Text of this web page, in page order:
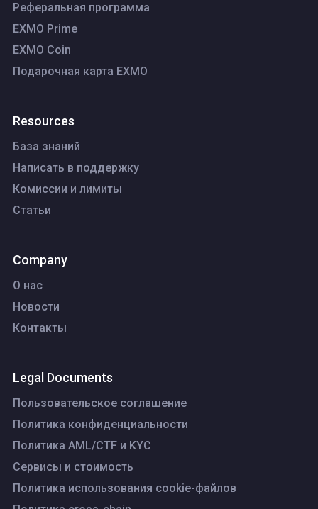
Реферальная программа
EXMO Prime
EXMO Coin
Подарочная карта EXMO
Resources
База знаний
Написать в поддержку
Комиссии и лимиты
Статьи
Company
О нас
Новости
Контакты
Legal Documents
Пользовательское соглашение
Политика конфиденциальности
Политика AML/CTF и KYC
Сервисы и стоимость
Политика использования cookie-файлов